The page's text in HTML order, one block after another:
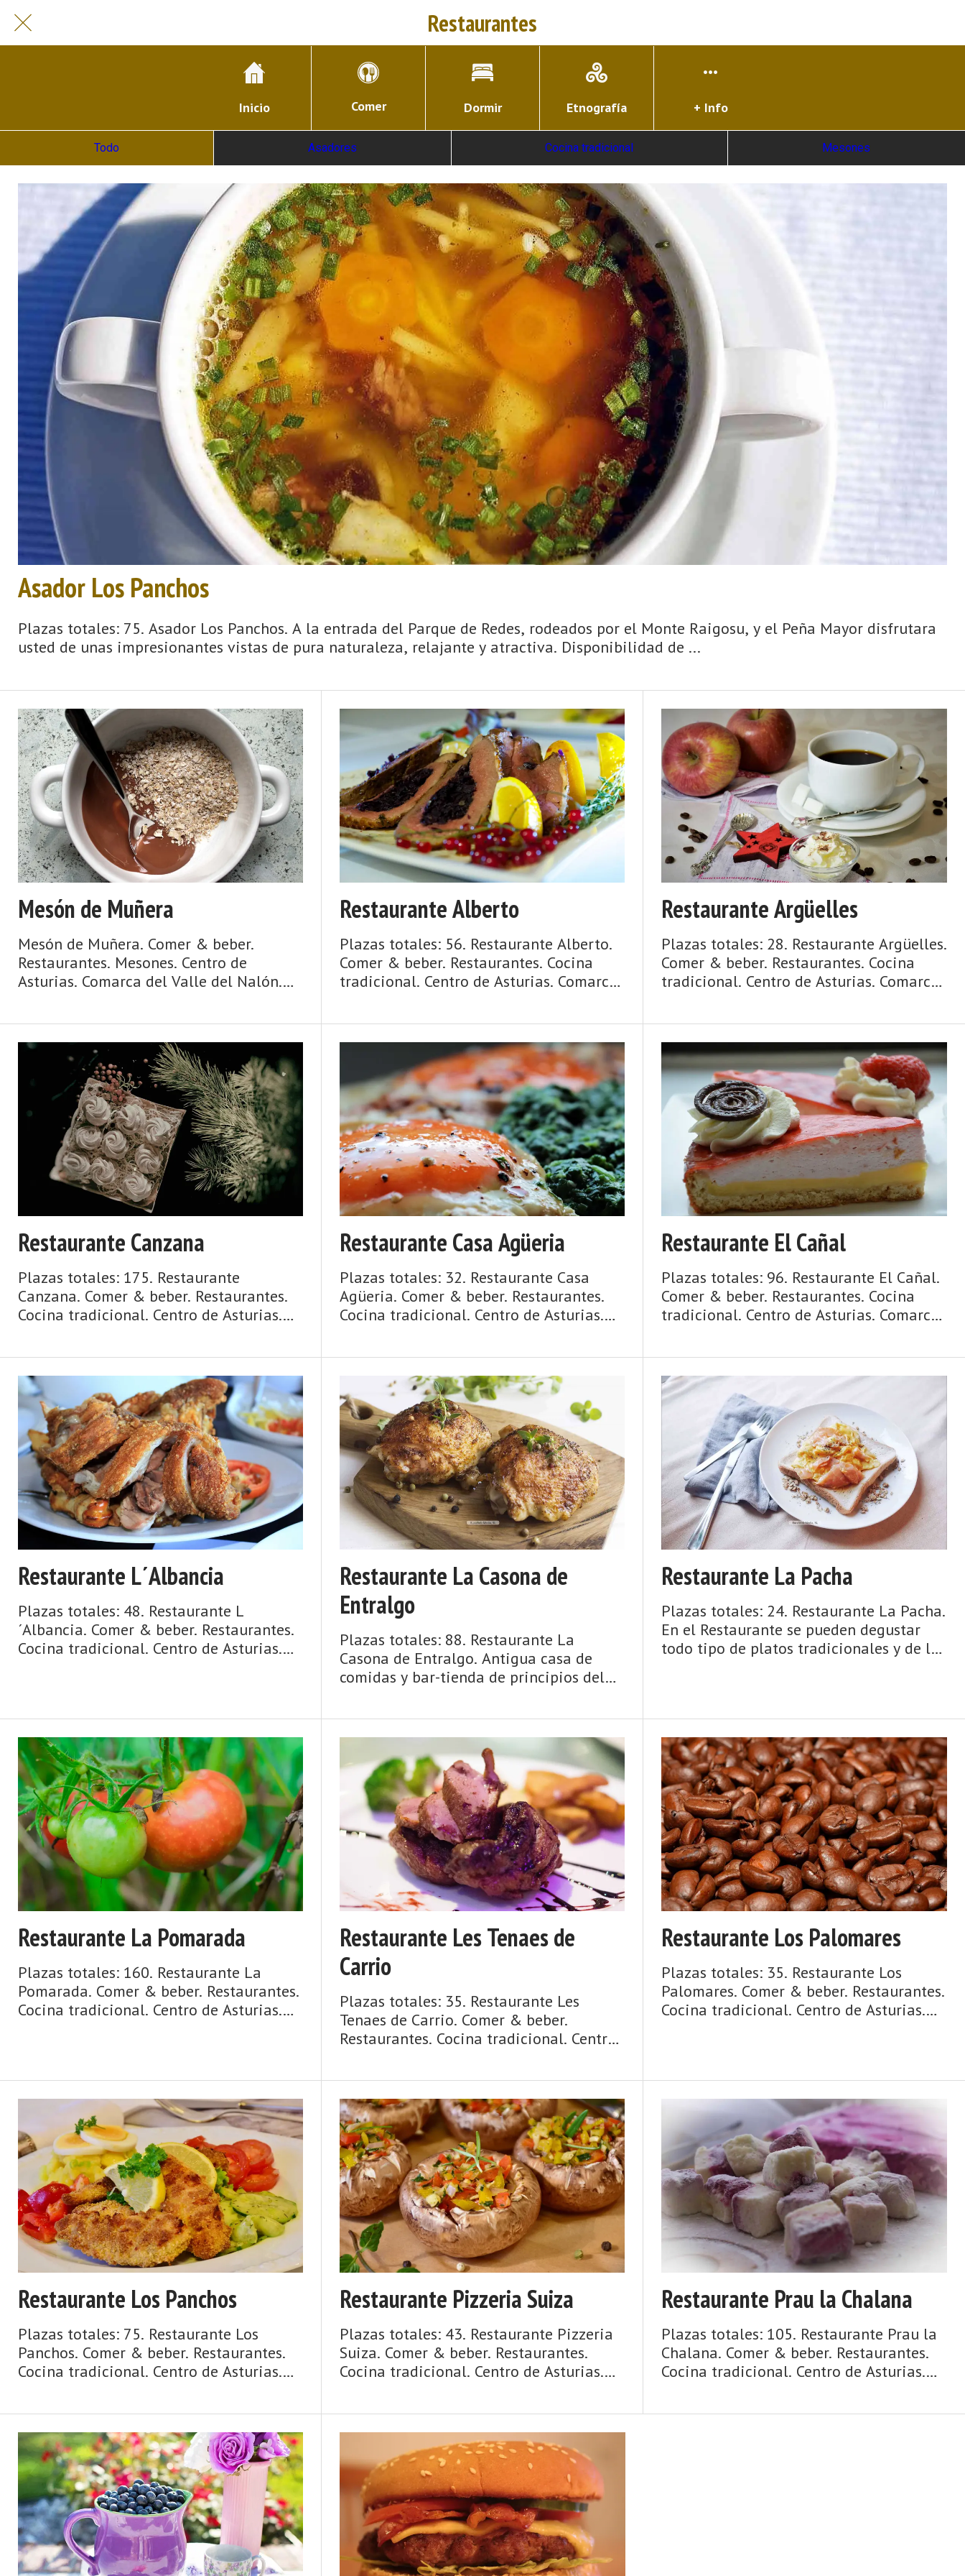
Restaurantes
Inicio Comer Dormir Etnografía + Info
Todo Asadores Cocina tradicional Mesones
Asador Los Panchos
Plazas totales: 75. Asador Los Panchos. A la entrada del Parque de Redes, rodeados por el Monte Raigosu, y el Peña Mayor disfrutara
usted de unas impresionantes vistas de pura naturaleza, relajante y atractiva. Disponibilidad de ...
Mesón de Muñera
Mesón de Muñera. Comer & beber.
Restaurantes. Mesones. Centro de
Asturias. Comarca del Valle del Nalón.
Valdés la puso en ...
Restaurante Alberto
Plazas totales: 56. Restaurante Alberto.
Comer & beber. Restaurantes. Cocina
tradicional. Centro de Asturias. Comarca
Restaurante Argüelles
Plazas totales: 28. Restaurante Argüelles.
Comer & beber. Restaurantes. Cocina
tradicional. Centro de Asturias. Comarca
Asturias. Debe su nombre a una antigua
vía romana y su ‘chalaneru' es c ...
Restaurante Canzana
Plazas totales: 175. Restaurante
Canzana. Comer & beber. Restaurantes.
Cocina tradicional. Centro de Asturias.
...
Restaurante Casa Agüeria
Plazas totales: 32. Restaurante Casa
Agüeria. Comer & beber. Restaurantes.
Cocina tradicional. Centro de Asturias.
Restaurante El Cañal
Plazas totales: 96. Restaurante El Cañal.
Comer & beber. Restaurantes. Cocina
tradicional. Centro de Asturias. Comarca
Asturias. Debe su nombre a una antigua
vía romana y su ‘chalaneru' es co ...
Restaurante L´Albancia
Plazas totales: 48. Restaurante L
´Albancia. Comer & beber. Restaurantes.
Cocina tradicional. Centro de Asturias.
Restaurante La Casona de
Entralgo
Plazas totales: 88. Restaurante La
Casona de Entralgo. Antigua casa de
comidas y bar-tienda de principios del
Hotel Rural. Cuenta con servicio de
restaurante caracterizado por su cocina
tradicio ...
Restaurante La Pacha
Plazas totales: 24. Restaurante La Pacha.
En el Restaurante se pueden degustar
todo tipo de platos tradicionales y de la
Restaurante La Pomarada
Plazas totales: 160. Restaurante La
Pomarada. Comer & beber. Restaurantes.
Cocina tradicional. Centro de Asturias.
Restaurante Les Tenaes de
Carrio
Plazas totales: 35. Restaurante Les
Tenaes de Carrio. Comer & beber.
Restaurantes. Cocina tradicional. Centro
Montaña de Asturias. Debe su nombre a
una antigua vía romana y su ‘chalaner ...
Restaurante Los Palomares
Plazas totales: 35. Restaurante Los
Palomares. Comer & beber. Restaurantes.
Cocina tradicional. Centro de Asturias.
Restaurante Los Panchos
Plazas totales: 75. Restaurante Los
Panchos. Comer & beber. Restaurantes.
Cocina tradicional. Centro de Asturias.
Restaurante Pizzeria Suiza
Plazas totales: 43. Restaurante Pizzeria
Suiza. Comer & beber. Restaurantes.
Cocina tradicional. Centro de Asturias.
Restaurante Prau la Chalana
Plazas totales: 105. Restaurante Prau la
Chalana. Comer & beber. Restaurantes.
Cocina tradicional. Centro de Asturias.
de Asturias. Debe su nombre a una